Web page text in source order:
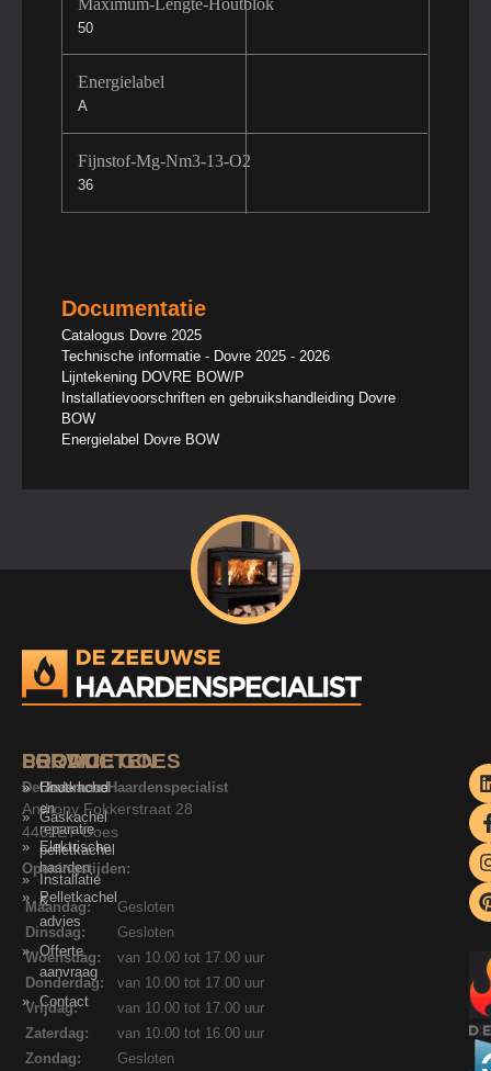
Maximum-Lengte-Houtblok
50
Energielabel
A
Fijnstof-Mg-Nm3-13-O2
36
Documentatie
Catalogus Dovre 2025
Technische informatie - Dovre 2025 - 2026
Lijntekening DOVRE BOW/P
Installatievoorschriften en gebruikshandleiding Dovre
BOW
Energielabel Dovre BOW
SERVICE
Onderhoud
en
reparatie
pelletkachel
Installatie
&
advies
Offerte
aanvraag
Contact
PRODUCTEN
Houtkachel
Gaskachel
Elektrische
haarden
Pelletkachel
LOCATIE GOES
De Zeeuwse Haardenspecialist
Anthony Fokkerstraat 28
4462ET Goes
Openingstijden:
Maandag:
Gesloten
Dinsdag:
Gesloten
Woensdag:
van 10.00 tot 17.00 uur
Donderdag:
van 10.00 tot 17.00 uur
Vrijdag:
van 10.00 tot 17.00 uur
Zaterdag:
van 10.00 tot 16.00 uur
Zondag:
Gesloten